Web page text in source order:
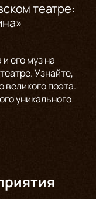
театре:
его муз на
Узнайте,
великого поэта.
уникального